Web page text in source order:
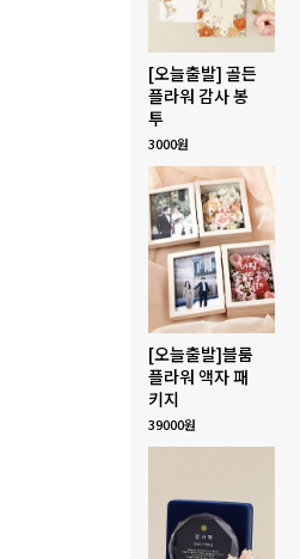
[오늘출발] 골든
플라워 감사 봉
투
3000원
[오늘출발]블룸
플라워 액자 패
키지
39000원